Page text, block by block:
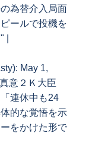
為替介入局面
ールで投機を
May 1,
意２Ｋ大臣
連休中も24
的な覚悟を示
をかけた形で